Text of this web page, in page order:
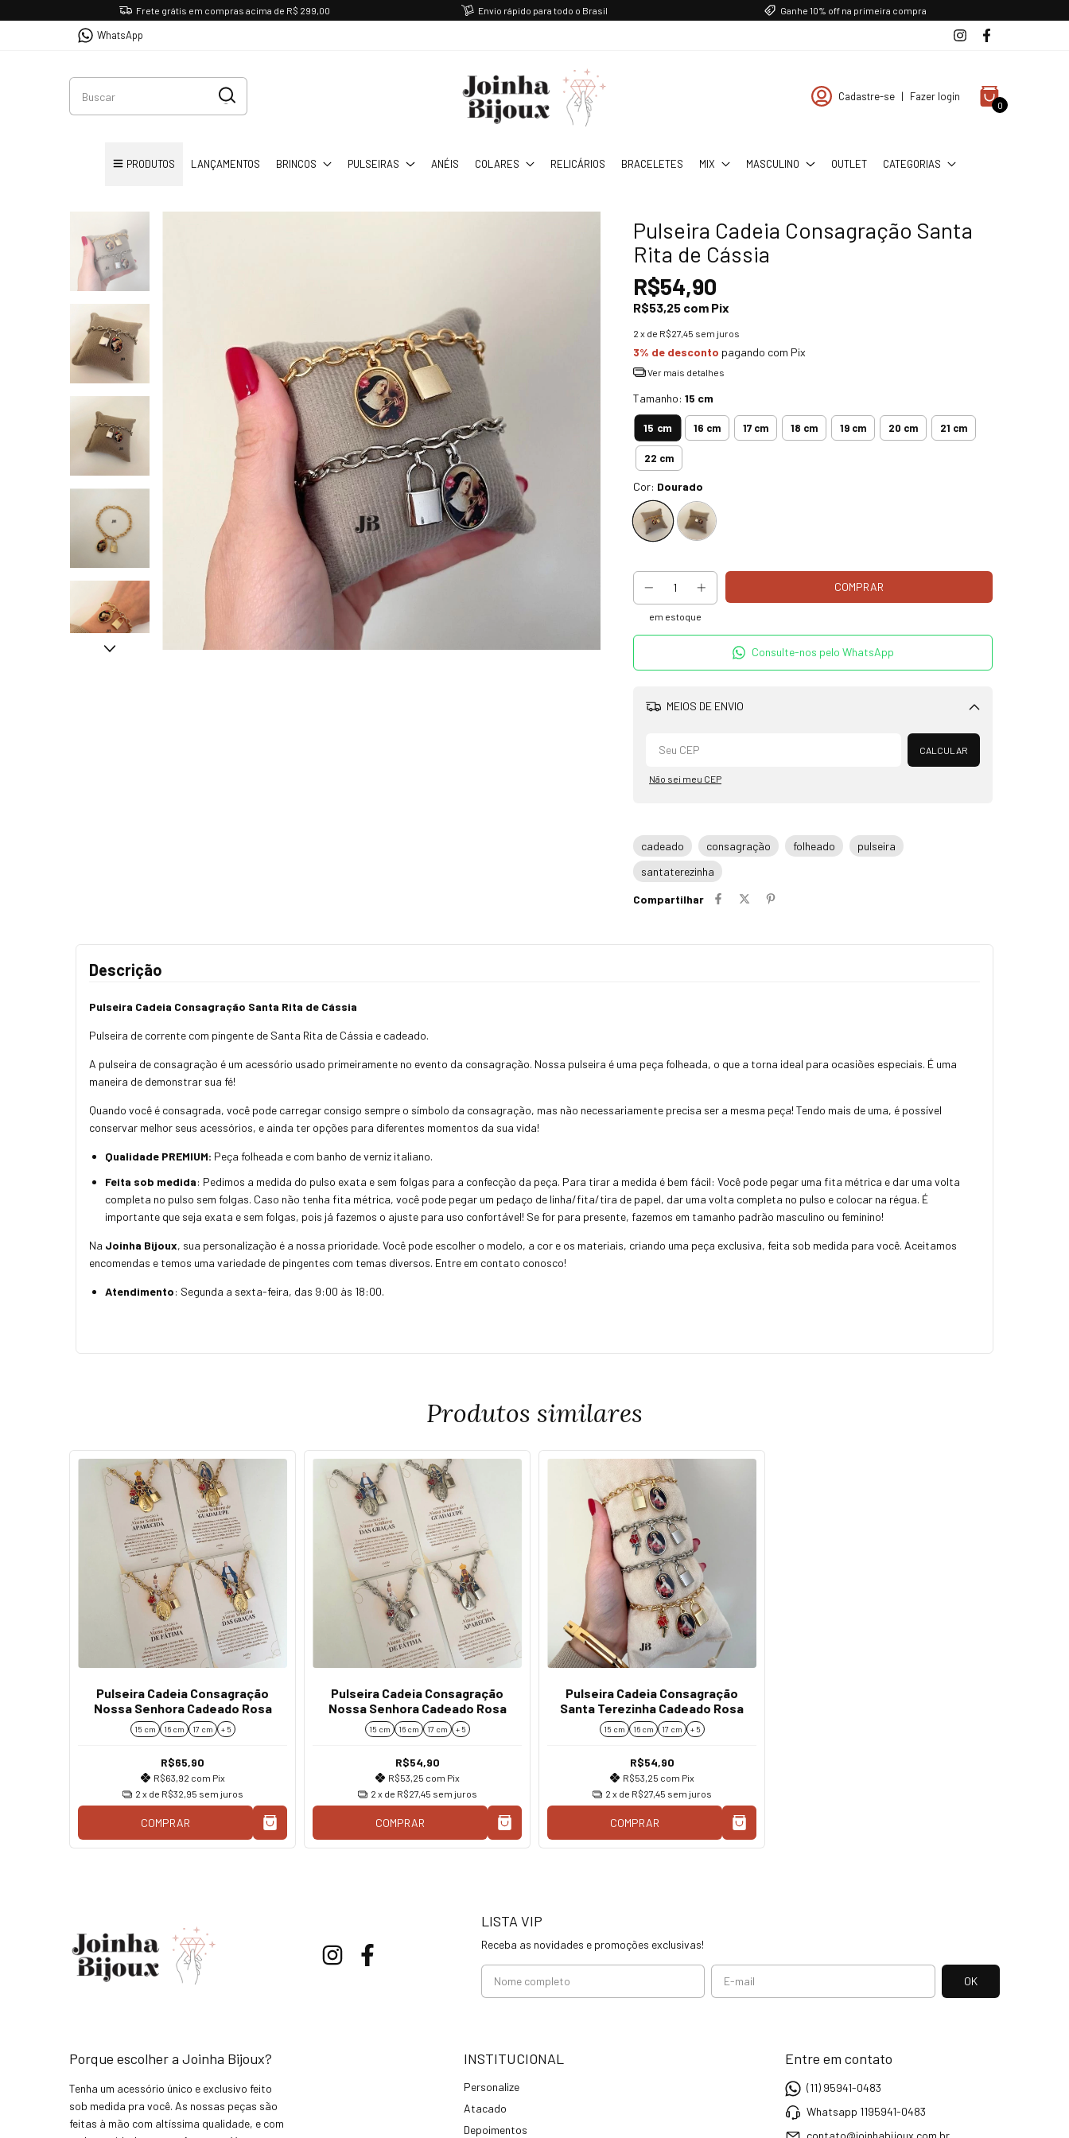
Frete grátis em compras acima de R$ 299,00 Envio rápido para todo o Brasil Ganhe 10% off na primeira compra
WhatsApp
Cadastre-se | Fazer login
0
PRODUTOS LANÇAMENTOS BRINCOS PULSEIRAS ANÉIS COLARES RELICÁRIOS BRACELETES MIX MASCULINO OUTLET CATEGORIAS
Pulseira Cadeia Consagração Santa
Rita de Cássia
R$54,90
R$53,25 com Pix
2 x de R$27,45 sem juros
3% de desconto pagando com Pix
Ver mais detalhes
Tamanho: 15 cm
15 cm 16 cm 17 cm 18 cm 19 cm 20 cm 21 cm
22 cm
Cor: Dourado
em estoque
Consulte-nos pelo WhatsApp
MEIOS DE ENVIO
Alterar CEP
CALCULAR
Não sei meu CEP
cadeado consagração folheado
pulseira
santaterezinha
Compartilhar
Descrição
Pulseira Cadeia Consagração Santa Rita de Cássia
Pulseira de corrente com pingente de Santa Rita de Cássia e cadeado.
A pulseira de consagração é um acessório usado primeiramente no evento da consagração. Nossa pulseira é uma peça folheada, o que a torna ideal para ocasiões especiais. É uma
maneira de demonstrar sua fé!
Quando você é consagrada, você pode carregar consigo sempre o símbolo da consagração, mas não necessariamente precisa ser a mesma peça! Tendo mais de uma, é possível
conservar melhor seus acessórios, e ainda ter opções para diferentes momentos da sua vida!
Qualidade PREMIUM: Peça folheada e com banho de verniz italiano.
Feita sob medida: Pedimos a medida do pulso exata e sem folgas para a confecção da peça. Para tirar a medida é bem fácil: Você pode pegar uma fita métrica e dar uma volta
completa no pulso sem folgas. Caso não tenha fita métrica, você pode pegar um pedaço de linha/fita/tira de papel, dar uma volta completa no pulso e colocar na régua. É
importante que seja exata e sem folgas, pois já fazemos o ajuste para uso confortável! Se for para presente, fazemos em tamanho padrão masculino ou feminino!
Na Joinha Bijoux, sua personalização é a nossa prioridade. Você pode escolher o modelo, a cor e os materiais, criando uma peça exclusiva, feita sob medida para você. Aceitamos
encomendas e temos uma variedade de pingentes com temas diversos. Entre em contato conosco!
Atendimento: Segunda a sexta-feira, das 9:00 às 18:00.
Produtos similares
Pulseira Cadeia Consagração
Nossa Senhora Cadeado Rosa
15 cm 16 cm 17 cm + 5
R$65,90
R$63,92 com Pix
2 x de R$32,95 sem juros
COMPRAR
Pulseira Cadeia Consagração
Nossa Senhora Cadeado Rosa
15 cm 16 cm 17 cm + 5
R$54,90
R$53,25 com Pix
2 x de R$27,45 sem juros
COMPRAR
Pulseira Cadeia Consagração
Santa Terezinha Cadeado Rosa
15 cm 16 cm 17 cm + 5
R$54,90
R$53,25 com Pix
2 x de R$27,45 sem juros
COMPRAR
LISTA VIP
Receba as novidades e promoções exclusivas!
Porque escolher a Joinha Bijoux?
Tenha um acessório único e exclusivo feito
sob medida pra você. As nossas peças são
feitas à mão com altíssima qualidade, e com
INSTITUCIONAL
Personalize
Atacado
Depoimentos
Entre em contato
(11) 95941-0483
Whatsapp 1195941-0483
contato@joinhabijoux.com.br